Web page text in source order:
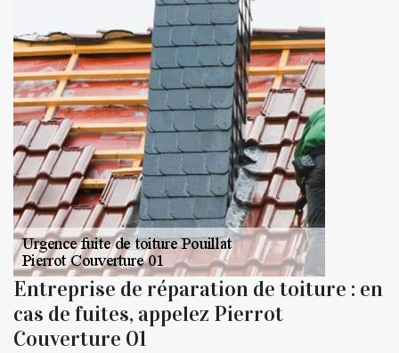
Entreprise de réparation de toiture : en
cas de fuites, appelez Pierrot
Couverture 01